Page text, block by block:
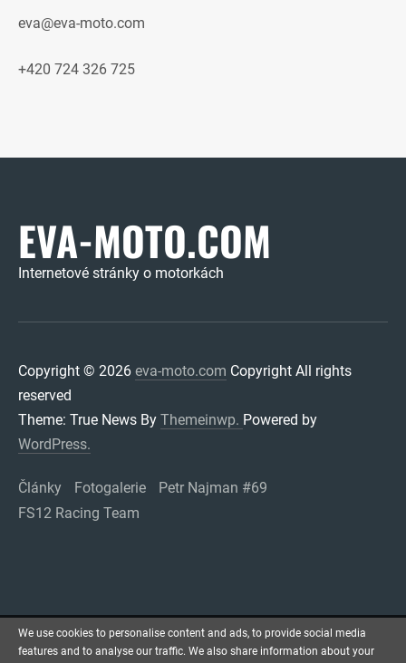
eva@eva-moto.com
+420 724 326 725
EVA-MOTO.COM
Internetové stránky o motorkách
Copyright © 2026 eva-moto.com Copyright All rights
reserved
Theme: True News By Themeinwp. Powered by
WordPress.
Články Fotogalerie
Petr Najman #69
FS12 Racing Team
We use cookies to personalise content and ads, to provide social media
features and to analyse our traffic. We also share information about your